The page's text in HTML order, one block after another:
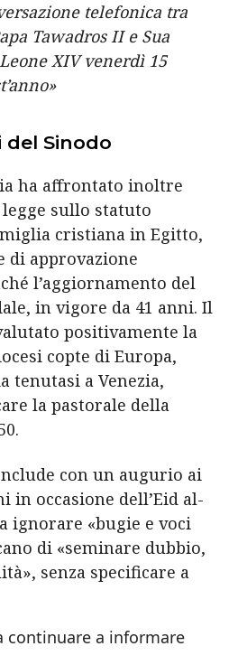
telefonica tra
Tawadros II e Sua
XIV venerdì 15
Sinodo
ha affrontato inoltre
sullo statuto
cristiana in Egitto,
di approvazione
l’aggiornamento del
in vigore da 41 anni. Il
positivamente la
copte di Europa,
tenutasi a Venezia,
la pastorale della
con un augurio ai
in occasione dell’Eid al-
ignorare «bugie e voci
di «seminare dubbio,
senza specificare a
continuare a informare